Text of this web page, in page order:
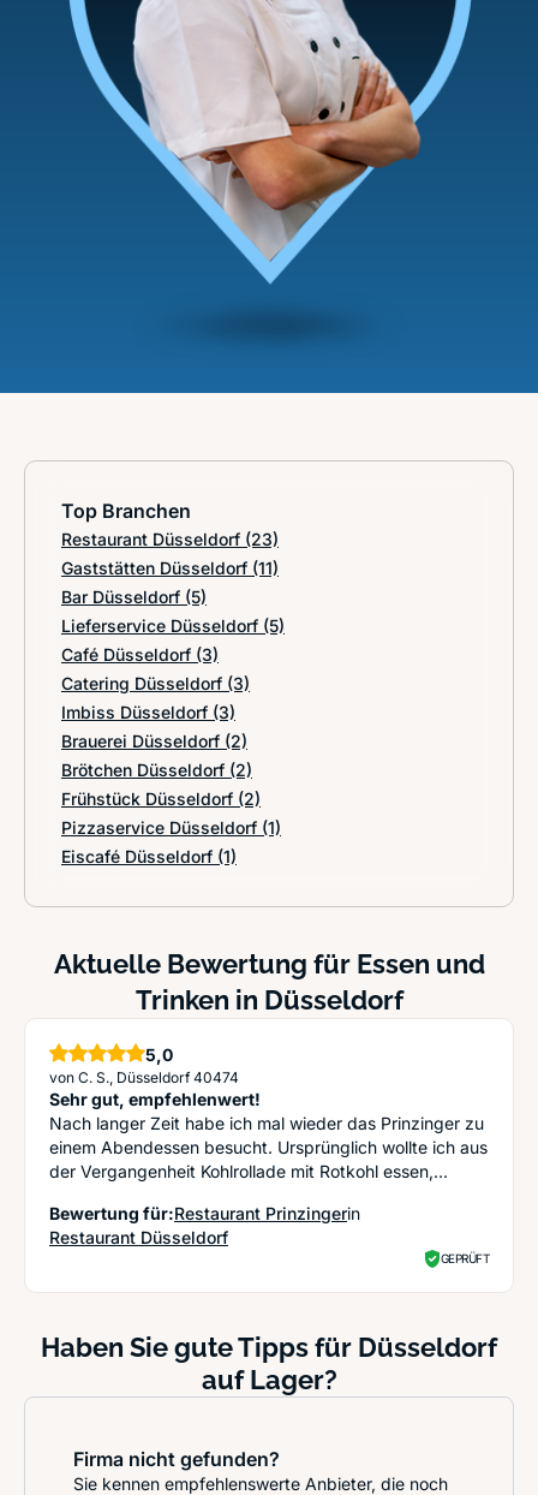
Top Branchen
Restaurant Düsseldorf (23)
Gaststätten Düsseldorf (11)
Bar Düsseldorf (5)
Lieferservice Düsseldorf (5)
Café Düsseldorf (3)
Catering Düsseldorf (3)
Imbiss Düsseldorf (3)
Brauerei Düsseldorf (2)
Brötchen Düsseldorf (2)
Frühstück Düsseldorf (2)
Pizzaservice Düsseldorf (1)
Eiscafé Düsseldorf (1)
Aktuelle Bewertung für Essen und
Trinken in Düsseldorf
5,0Sterne
von C. S., Düsseldorf 40474
Sehr gut, empfehlenwert!
Nach langer Zeit habe ich mal wieder das Prinzinger zu
einem Abendessen besucht. Ursprünglich wollte ich aus
der Vergangenheit Kohlrollade mit Rotkohl essen,...
Bewertung für:Restaurant Prinzingerin
Restaurant Düsseldorf
GEPRÜFT
Haben Sie gute Tipps für Düsseldorf
auf Lager?
Firma nicht gefunden?
Sie kennen empfehlenswerte Anbieter, die noch